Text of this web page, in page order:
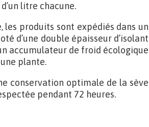
litre chacune.
produits sont expédiés dans un
d’une double épaisseur d’isolant
accumulateur de froid écologique
plante.
conservation optimale de la sève
pendant 72 heures.